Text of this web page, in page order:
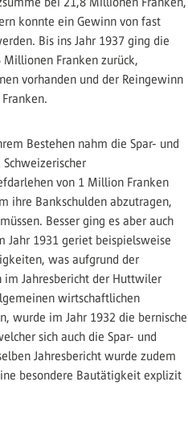
konnte ein Gewinn von fast
Bis ins Jahr 1937 ging die
Franken zurück,
vorhanden und der Reingewinn
Bestehen nahm die Spar- und
von 1 Million Franken
ihre Bankschulden abzutragen,
Besser ging es aber auch
Jahr 1931 geriet beispielsweise
was aufgrund der
im Jahresbericht der Huttwiler
wirtschaftlichen
wurde im Jahr 1932 die bernische
sich auch die Spar- und
Jahresbericht wurde zudem
besondere Bautätigkeit explizit